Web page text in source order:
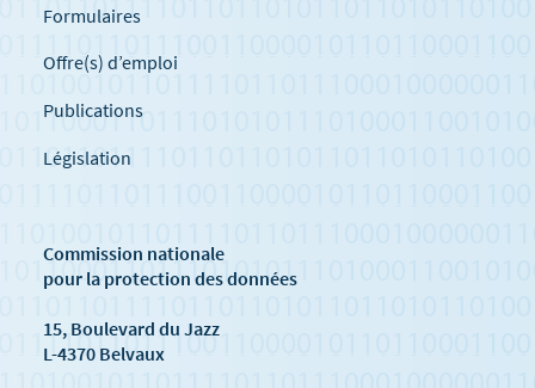
Formulaires
Offre(s) d’emploi
Publications
Législation
Commission nationale
pour la protection des données
15, Boulevard du Jazz
L-4370 Belvaux